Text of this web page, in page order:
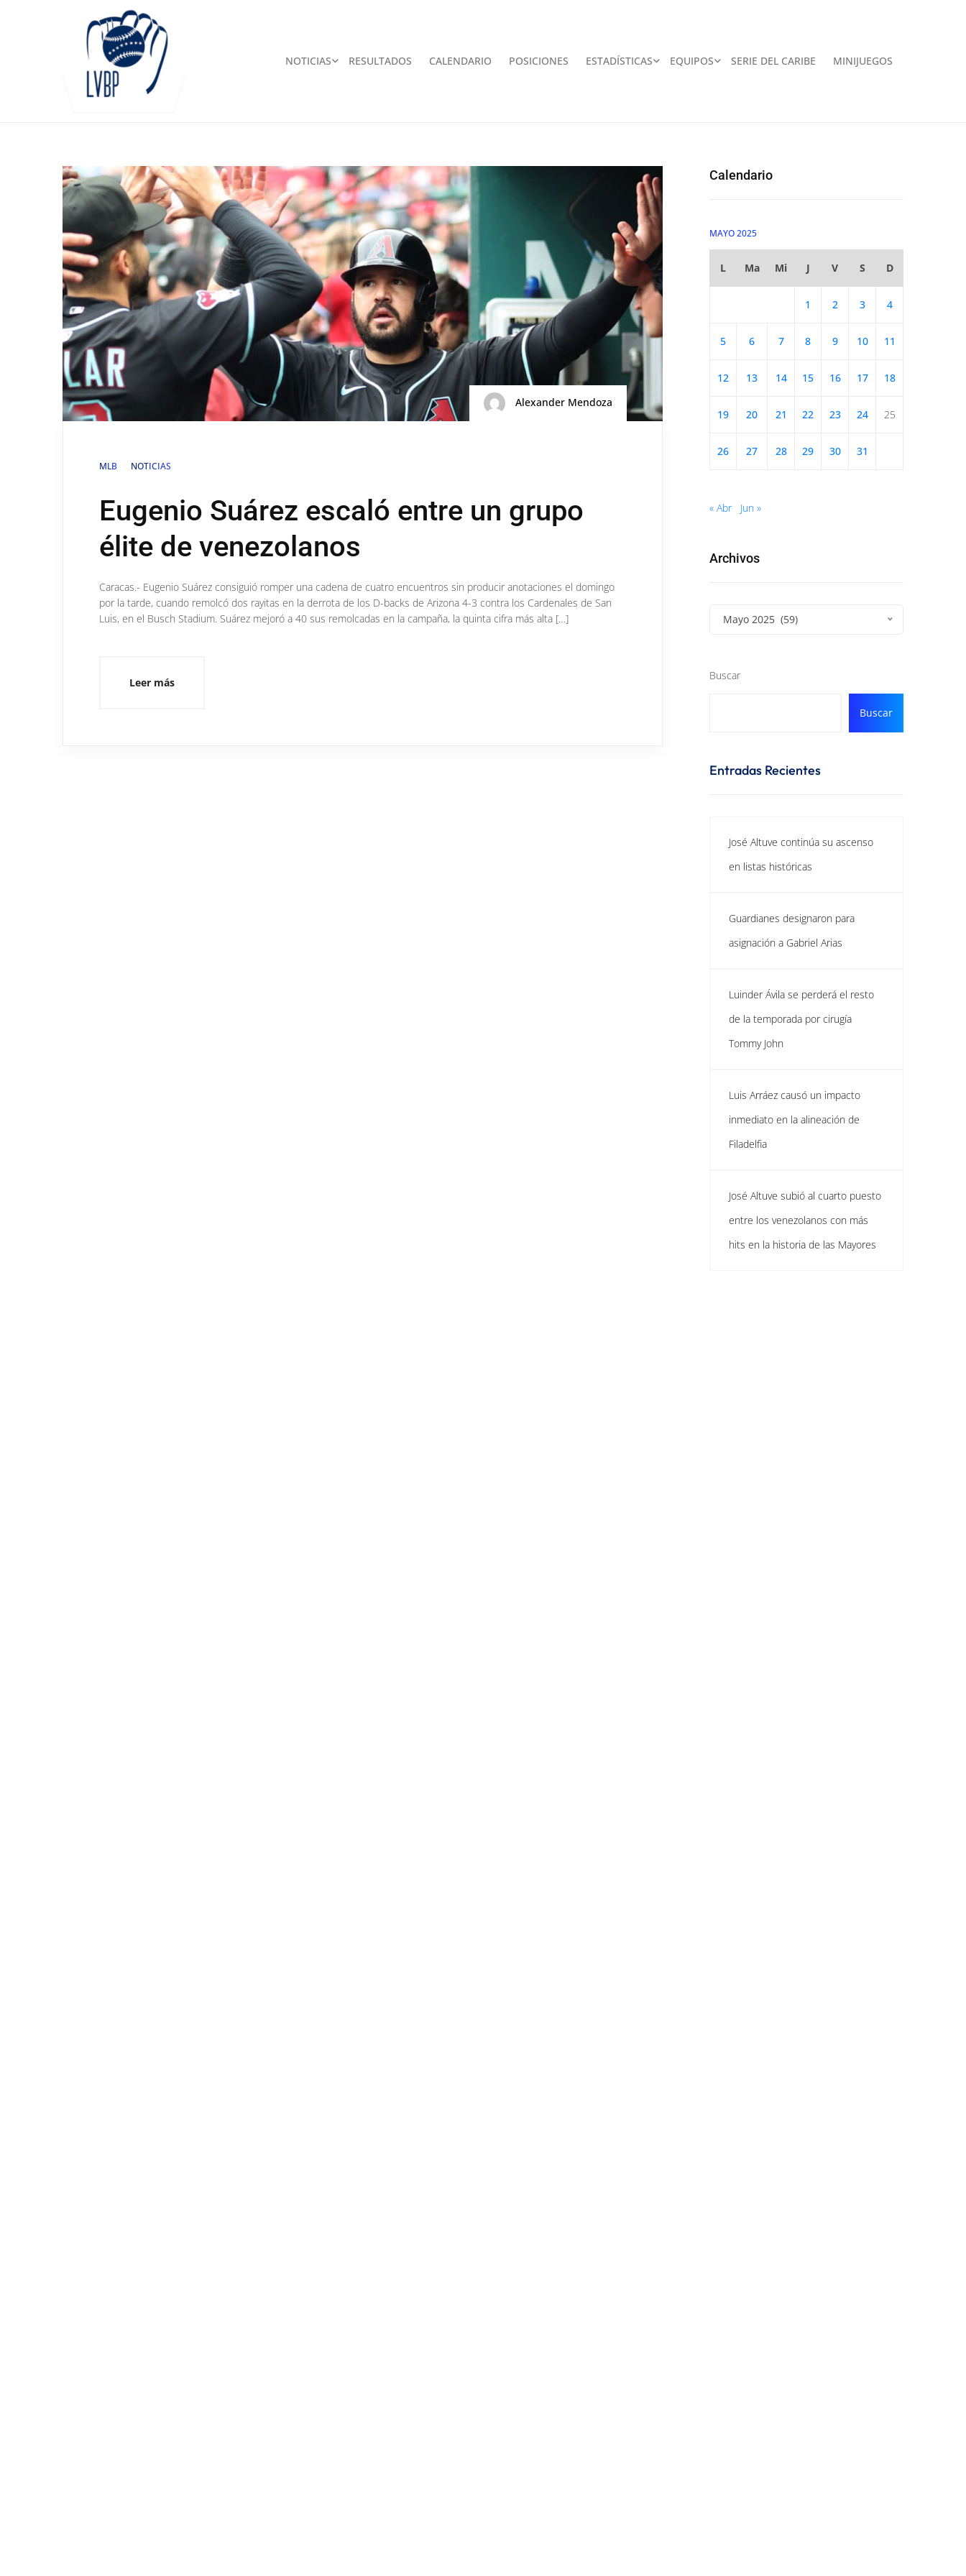
NOTICIAS RESULTADOS CALENDARIO POSICIONES ESTADÍSTICAS EQUIPOS SERIE DEL CARIBE MINIJUEGOS
Alexander Mendoza
MLB NOTICIAS
Eugenio Suárez escaló entre un grupo
élite de venezolanos
Caracas.- Eugenio Suárez consiguió romper una cadena de cuatro encuentros sin producir anotaciones el domingo
por la tarde, cuando remolcó dos rayitas en la derrota de los D-backs de Arizona 4-3 contra los Cardenales de San
Luis, en el Busch Stadium. Suárez mejoró a 40 sus remolcadas en la campaña, la quinta cifra más alta […]
Leer más
Calendario
MAYO 2025
L Ma Mi J V S D
1 2 3 4
5 6 7 8 9 10 11
12 13 14 15 16 17 18
19 20 21 22 23 24 25
26 27 28 29 30 31
« Abr Jun »
Archivos
Mayo 2025 (59)
Buscar
Buscar
Entradas Recientes
José Altuve continúa su ascenso
en listas históricas
Guardianes designaron para
asignación a Gabriel Arias
Luinder Ávila se perderá el resto
de la temporada por cirugía
Tommy John
Luis Arráez causó un impacto
inmediato en la alineación de
Filadelfia
José Altuve subió al cuarto puesto
entre los venezolanos con más
hits en la historia de las Mayores